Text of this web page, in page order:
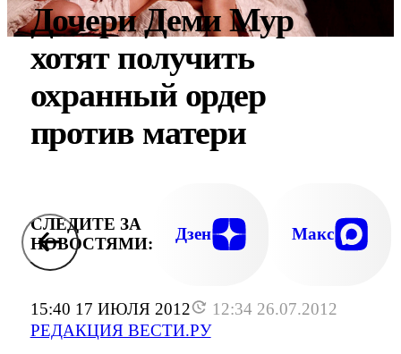
15:40 17 ИЮЛЯ 2012
12:34 26.07.2012
РЕДАКЦИЯ ВЕСТИ.РУ
Дочери Деми Мур
хотят получить
охранный ордер
против матери
СЛЕДИТЕ ЗА
НОВОСТЯМИ:
Дзен Макс